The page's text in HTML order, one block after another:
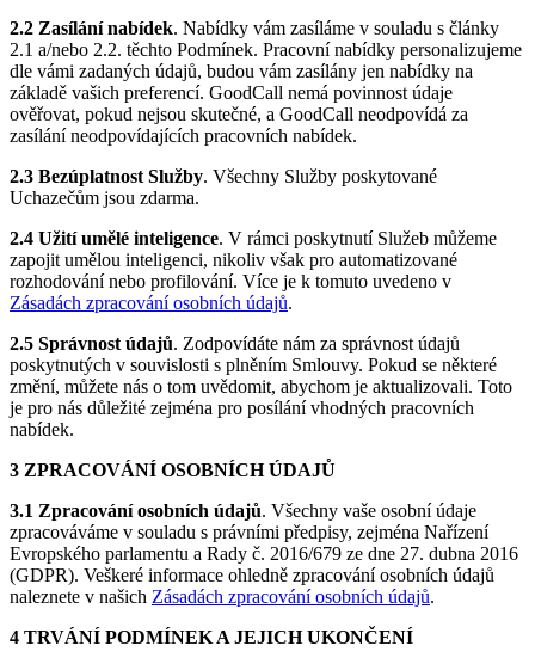
2.2 Zasílání nabídek. Nabídky vám zasíláme v souladu s články
2.1 a/nebo 2.2. těchto Podmínek. Pracovní nabídky personalizujeme
dle vámi zadaných údajů, budou vám zasílány jen nabídky na
základě vašich preferencí. GoodCall nemá povinnost údaje
ověřovat, pokud nejsou skutečné, a GoodCall neodpovídá za
zasílání neodpovídajících pracovních nabídek.
2.3 Bezúplatnost Služby. Všechny Služby poskytované
Uchazečům jsou zdarma.
2.4 Užití umělé inteligence. V rámci poskytnutí Služeb můžeme
zapojit umělou inteligenci, nikoliv však pro automatizované
rozhodování nebo profilování. Více je k tomuto uvedeno v
Zásadách zpracování osobních údajů.
2.5 Správnost údajů. Zodpovídáte nám za správnost údajů
poskytnutých v souvislosti s plněním Smlouvy. Pokud se některé
změní, můžete nás o tom uvědomit, abychom je aktualizovali. Toto
je pro nás důležité zejména pro posílání vhodných pracovních
nabídek.
3 ZPRACOVÁNÍ OSOBNÍCH ÚDAJŮ
3.1 Zpracování osobních údajů. Všechny vaše osobní údaje
zpracováváme v souladu s právními předpisy, zejména Nařízení
Evropského parlamentu a Rady č. 2016/679 ze dne 27. dubna 2016
(GDPR). Veškeré informace ohledně zpracování osobních údajů
naleznete v našich Zásadách zpracování osobních údajů.
4 TRVÁNÍ PODMÍNEK A JEJICH UKONČENÍ